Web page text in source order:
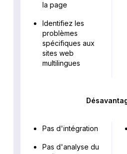
la page
Identifiez les
problèmes
spécifiques aux
sites web
multilingues
Pas d'intégration
Pas d'analyse du